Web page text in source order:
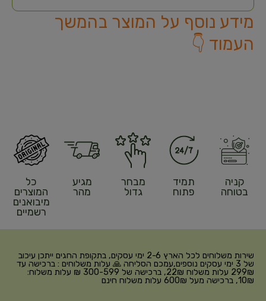
מידע נוסף על המוצר בהמשך
העמוד 👇
קניה
בטוחה
תמיד
פתוח
מבחר
גדול
מגיע
מהר
כל
המוצרים
מיבואנים
רשמיים
שירות משלוחים לכל הארץ 2-6 ימי עסקים, בתקופת החגים ייתכן עיכוב
של 3 ימי עסקים נוספים,עמכם הסליחה 🙏 עלות משלוחים : ברכישה עד
299₪ עלות משלוח 22₪, ברכישה של 300-599 ₪ עלות משלוח:
10₪, ברכישה מעל 600₪ עלות משלוח חינם